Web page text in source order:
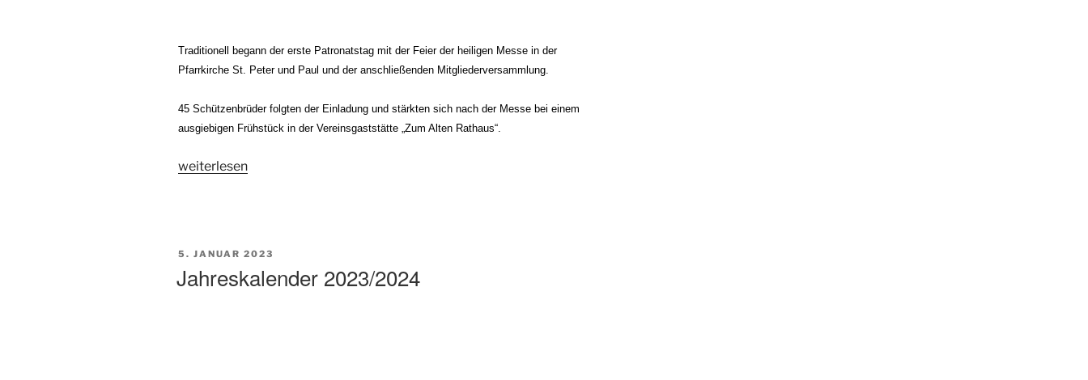
Traditionell begann der erste Patronatstag mit der Feier der heiligen Messe in der
Pfarrkirche St. Peter und Paul und der anschließenden Mitgliederversammlung.
45 Schützenbrüder folgten der Einladung und stärkten sich nach der Messe bei einem
ausgiebigen Frühstück in der Vereinsgaststätte „Zum Alten Rathaus“.
„Patronatstage
weiterlesen
VERÖFFENTLICHT
5. JANUAR 2023
Jahreskalender 2023/2024